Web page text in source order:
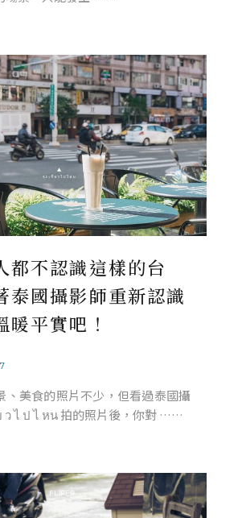
都不認識這樣的台
泰國攝影師重新認識
暖平實吧！
、美食的照片不少，但看過泰國攝
ว ไ ป ไ หน 拍的照片後，你對 ……